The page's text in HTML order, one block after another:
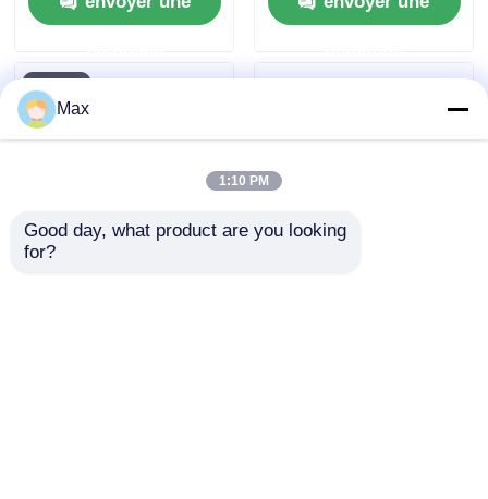
Max
1:10 PM
Good day, what product are you looking
for?